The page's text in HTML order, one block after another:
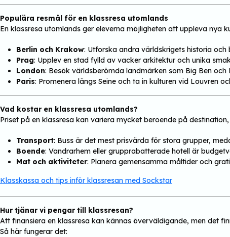
Populära resmål för en klassresa utomlands
En klassresa utomlands ger eleverna möjligheten att uppleva nya
Berlin och Krakow: Utforska andra världskrigets historia och
Prag: Upplev en stad fylld av vacker arkitektur och unika
London: Besök världsberömda landmärken som Big Ben och
Paris: Promenera längs Seine och ta in kulturen vid Louvren
Vad kostar en klassresa utomlands?
Priset på en klassresa kan variera mycket beroende på
Transport: Buss är det mest prisvärda för stora grupper,
Boende: Vandrarhem eller grupprabatterade hotell är
Mat och aktiviteter: Planera gemensamma måltider och
Klasskassa och tips inför klassresan med Sockstar
Hur tjänar vi pengar till klassresan?
Att finansiera en klassresa kan kännas överväldigande, men det
Så här fungerar det: